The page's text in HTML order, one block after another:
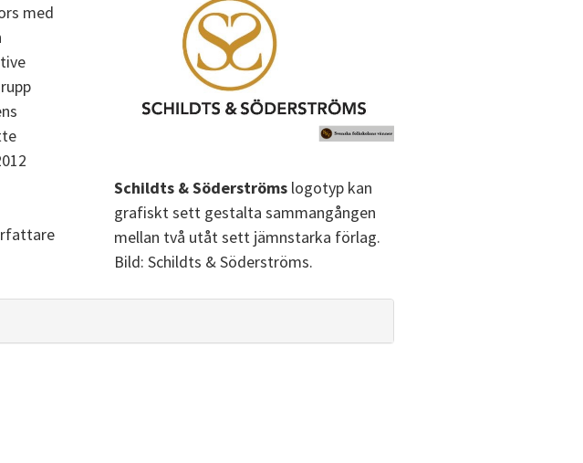
med
Schildts & Söderströms logotyp kan
grafiskt sett gestalta sammangången
mellan två utåt sett jämnstarka förlag.
Bild: Schildts & Söderströms.